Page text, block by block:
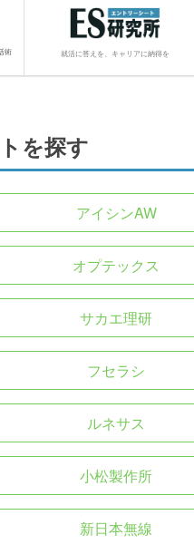
術 就活に答えを、キャリアに納得を
を探す
アイシンAW
オプテックス
サカエ理研
フセラシ
ルネサス
小松製作所
新日本無線